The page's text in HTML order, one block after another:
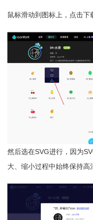
鼠标滑动到图标上，点击下
然后选在SVG进行，因为
大、缩小过程中始终保持高